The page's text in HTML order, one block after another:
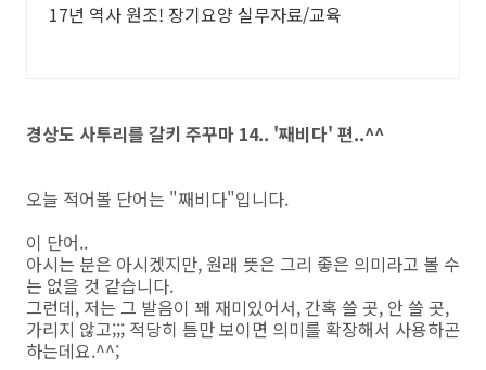
17년 역사 원조! 장기요양 실무자료/교육
경상도 사투리를 갈키 주꾸마 14.. '째비다' 편..^^
오늘 적어볼 단어는 "째비다"입니다.
이 단어..
아시는 분은 아시겠지만, 원래 뜻은 그리 좋은 의미라고 볼 수
는 없을 것 같습니다.
그런데, 저는 그 발음이 꽤 재미있어서, 간혹 쓸 곳, 안 쓸 곳,
가리지 않고;;; 적당히 틈만 보이면 의미를 확장해서 사용하곤
하는데요.^^;